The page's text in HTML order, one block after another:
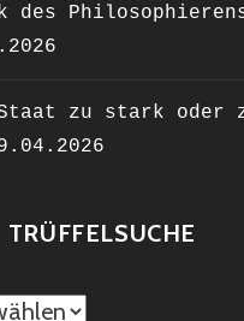
des
zu stark oder
TRÜFFELSUCHE